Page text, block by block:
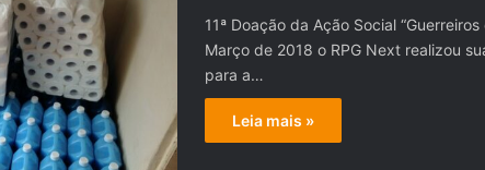
11ª Doação da Ação Social “Guerreiros
Março de 2018 o RPG Next realizou
para a…
Leia mais »